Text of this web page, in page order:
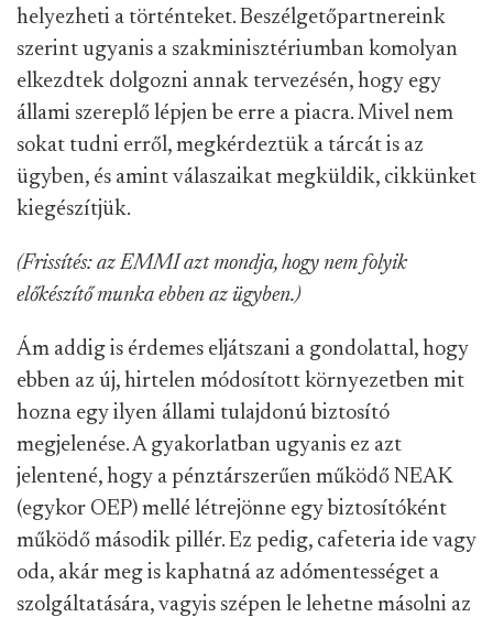
helyezheti a történteket. Beszélgetőpartnereink
szerint ugyanis a szakminisztériumban komolyan
elkezdtek dolgozni annak tervezésén, hogy egy
állami szereplő lépjen be erre a piacra. Mivel nem
sokat tudni erről, megkérdeztük a tárcát is az
ügyben, és amint válaszaikat megküldik, cikkünket
kiegészítjük.
(Frissítés: az EMMI azt mondja, hogy nem folyik
előkészítő munka ebben az ügyben.)
Ám addig is érdemes eljátszani a gondolattal, hogy
ebben az új, hirtelen módosított környezetben mit
hozna egy ilyen állami tulajdonú biztosító
megjelenése. A gyakorlatban ugyanis ez azt
jelentené, hogy a pénztárszerűen működő NEAK
(egykor OEP) mellé létrejönne egy biztosítóként
működő második pillér. Ez pedig, cafeteria ide vagy
oda, akár meg is kaphatná az adómentességet a
szolgáltatására, vagyis szépen le lehetne másolni az